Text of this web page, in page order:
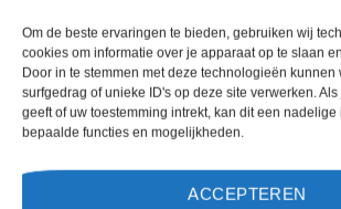
Om de beste ervaringen te bieden, gebruiken wij
cookies om informatie over je apparaat op te slaan
Door in te stemmen met deze technologieën
surfgedrag of unieke ID's op deze site verwerken.
geeft of uw toestemming intrekt, kan dit een
bepaalde functies en mogelijkheden.
ACCEPTEREN
Gewaardeerd
4uit 5
€892,00
Elba Premium Suites is een 4 sterren
accommodatie in Playa Blanca. U
boekt deze reis direct bij onze
per persoon.
4
€
Plus
sterren